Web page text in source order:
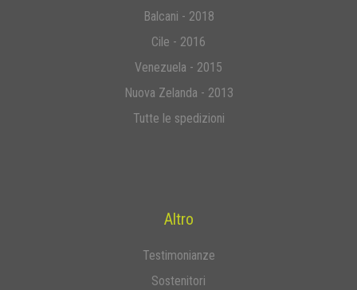
Balcani - 2018
Cile - 2016
Venezuela - 2015
Nuova Zelanda - 2013
Tutte le spedizioni
Altro
Testimonianze
Sostenitori